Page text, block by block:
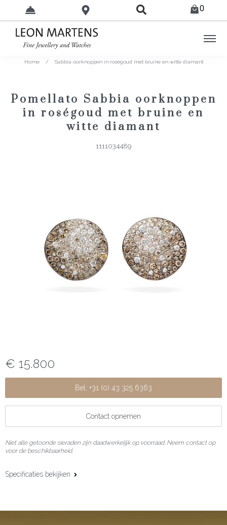
0
Home / Sabbia oorknoppen in roségoud met bruine en witte diamant
Pomellato Sabbia oorknoppen
in roségoud met bruine en
witte diamant
1111034489
€ 15.800
Bel: +31 (0) 43 325 6363
Contact opnemen
Niet alle getoonde sieraden zijn daadwerkelijk op voorraad. Neem contact op
voor de beschikbaarheid.
Specificaties bekijken